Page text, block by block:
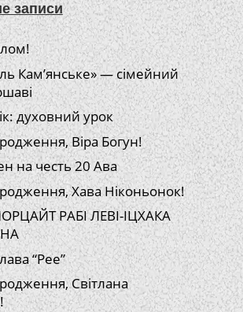
записи
Кам’янське» — сімейний
духовний урок
Віра Богун!
на честь 20 Ава
Хава Ніконьонок!
РАБІ ЛЕВІ-ІЦХАКА
“Рее”
Світлана